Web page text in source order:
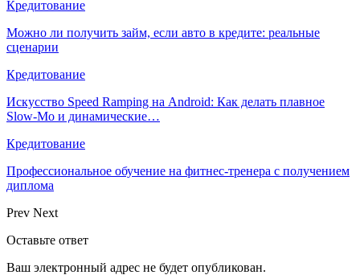
Кредитование
Можно ли получить займ, если авто в кредите: реальные
сценарии
Кредитование
Искусство Speed Ramping на Android: Как делать плавное
Slow-Mo и динамические…
Кредитование
Профессиональное обучение на фитнес-тренера с получением
диплома
Prev Next
Оставьте ответ
Ваш электронный адрес не будет опубликован.